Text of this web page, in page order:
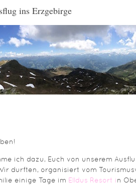
ins Erzgebirge
ich dazu, Euch von unserem
durften, organisiert vom
einige Tage im Elldus Resort in